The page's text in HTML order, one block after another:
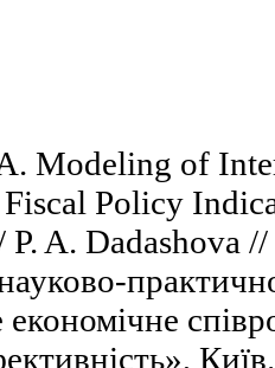
Modeling of
Policy
A. Dadashova //